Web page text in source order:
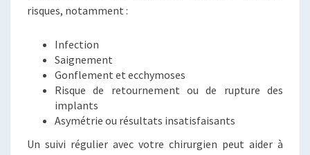
risques, notamment :
Infection
Saignement
Gonflement et ecchymoses
Risque de retournement ou de rupture des
implants
Asymétrie ou résultats insatisfaisants
Un suivi régulier avec votre chirurgien peut aider à